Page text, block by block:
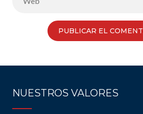
NUESTROS VALORES